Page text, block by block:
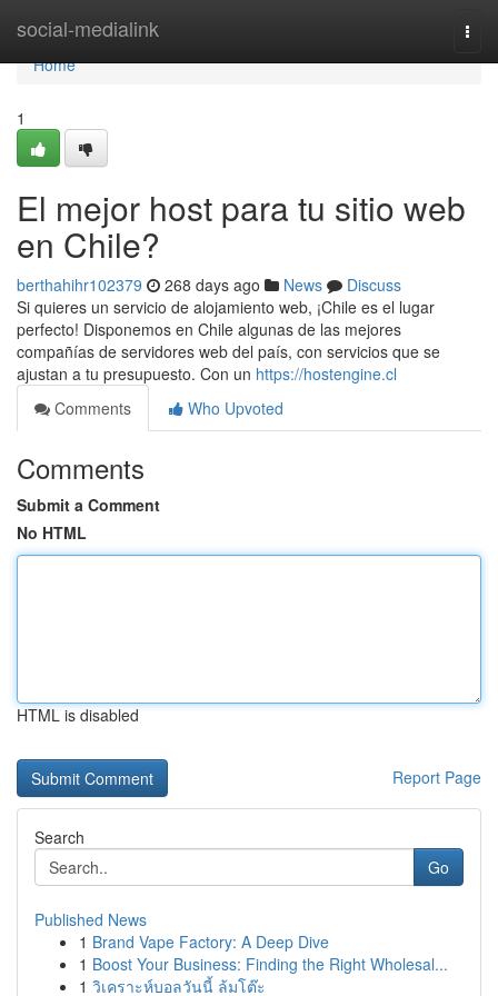
social-medialink
Home
Home
1
El mejor host para tu sitio web
en Chile?
berthahihr102379 268 days ago News
Discuss
Si quieres un servicio de alojamiento web, ¡Chile es el lugar
perfecto! Disponemos en Chile algunas de las mejores
compañías de servidores web del país, con servicios que se
ajustan a tu presupuesto. Con un https://hostengine.cl
Comments
Who Upvoted
Comments
Submit a Comment
No HTML
HTML is disabled
Report Page
Search
Go
Published News
1 Brand Vape Factory: A Deep Dive
1 Boost Your Business: Finding the Right Wholesal...
1 วิเคราะห์บอลวันนี้ ล้มโต๊ะ